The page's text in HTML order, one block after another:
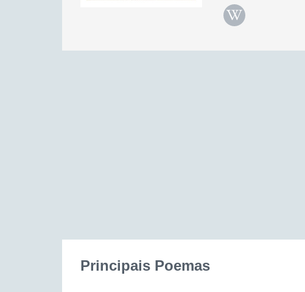
Principais Poemas